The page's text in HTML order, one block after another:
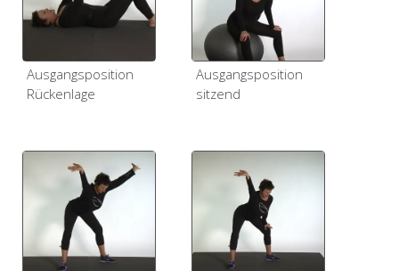
Ausgangsposition
Rückenlage
Ausgangsposition
sitzend